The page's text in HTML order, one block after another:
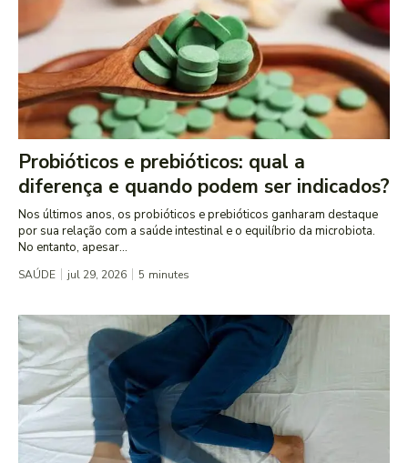
Probióticos e prebióticos: qual a
diferença e quando podem ser indicados?
Nos últimos anos, os probióticos e prebióticos ganharam destaque
por sua relação com a saúde intestinal e o equilíbrio da microbiota.
No entanto, apesar...
SAÚDE jul 29, 2026 5 minutes